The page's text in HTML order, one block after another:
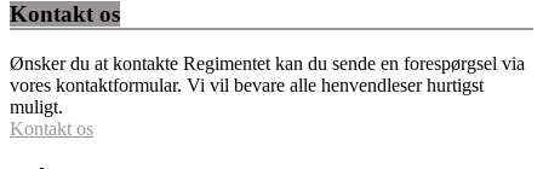
Kontakt os
Ønsker du at kontakte Regimentet kan du sende en forespørgsel via
vores kontaktformular. Vi vil bevare alle henvendleser hurtigst
muligt.
Kontakt os